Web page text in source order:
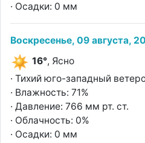
· Осадки: 0 мм
Воскресенье, 09 августа,
16°, Ясно
· Тихий юго-западный
· Влажность: 71%
· Давление: 766 мм рт. ст.
· Облачность: 0%
· Осадки: 0 мм